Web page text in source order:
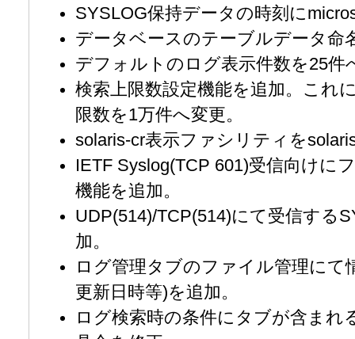
SYSLOG保持データの時刻に
データベースのテーブルデータ命
デフォルトのログ表示件数を25件
検索上限数設定機能を追加。これ
限数を1万件へ変更。
solaris-cr表示ファシリティを
IETF Syslog(TCP 601)受信向けに
機能を追加。
UDP(514)/TCP(514)にて受信する
加。
ログ管理タブのファイル管理にて
更新日時等)を追加。
ログ検索時の条件にタブが含まれ